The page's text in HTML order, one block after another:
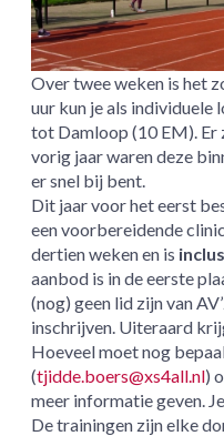
Over twee weken is het
uur kun je als individuele
tot Damloop (10 EM).
vorig jaar waren deze
er snel bij bent.
Dit jaar voor het eerst
een voorbereidende
dertien weken en is
aanbod is in de eerste
(nog) geen lid zijn van
inschrijven. Uiteraard
Hoeveel moet nog
(tjidde.boers@xs4all.nl)
meer informatie geven.
De trainingen zijn elke